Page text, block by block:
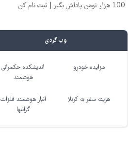
100 هزار تومن پاداش بگیر | ثبت نام کن
وب گردی
مزایده خودرو
اندیشکده حکمرانی
هوشمند
هزینه سفر به کربلا
انبار هوشمند فلزات
گرانبها